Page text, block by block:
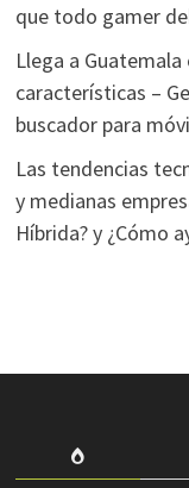
que todo gamer
Llega a Guatemala
características –
buscador para
Las tendencias
y medianas
Híbrida? y ¿Cómo